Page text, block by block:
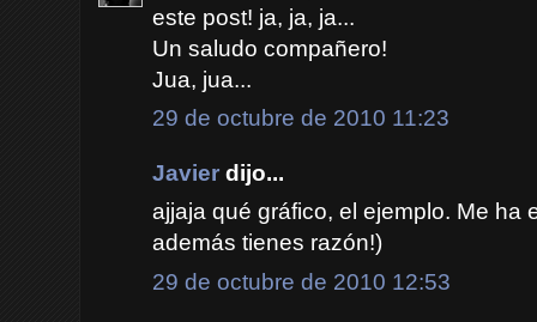
este post! ja, ja, ja...
Un saludo compañero!
Jua, jua...
29 de octubre de 2010 11:23
Javier dijo...
ajjaja qué gráfico, el ejemplo. Me ha
además tienes razón!)
29 de octubre de 2010 12:53